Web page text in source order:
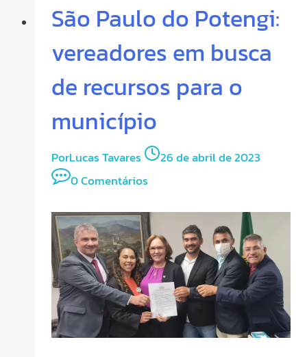
São Paulo do Potengi:
vereadores em busca
de recursos para o
município
PorLucas Tavares
26 de abril de 2023
0 Comentários